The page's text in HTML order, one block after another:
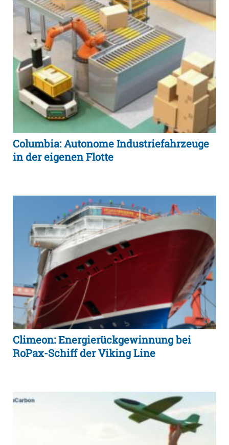
Columbia: Autonome Industriefahrzeuge
in der eigenen Flotte
Climeon: Energierückgewinnung bei
RoPax-Schiff der Viking Line